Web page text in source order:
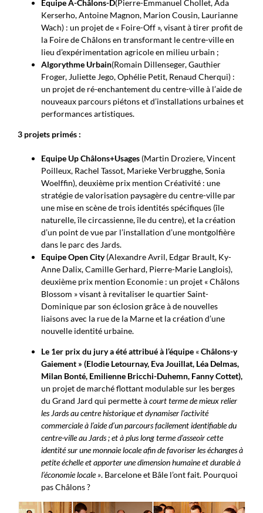
Equipe A-Châlons-D(Pierre-Emmanuel Chollet, Ada
Kerserho, Antoine Magnon, Marion Cousin, Laurianne
Wach) : un projet de « Foire-Off », visant à tirer profit de
la Foire de Châlons en transformant le centre-ville en
lieu d’expérimentation agricole en milieu urbain ;
Algorythme Urbain(Romain Dillenseger, Gauthier
Froger, Juliette Jego, Ophélie Petit, Renaud Cherqui) :
un projet de ré-enchantement du centre-ville à l’aide de
nouveaux parcours piétons et d’installations urbaines et
performances artistiques.
3 projets primés :
Equipe Up Châlons+Usages (Martin Droziere, Vincent
Poilleux, Rachel Tassot, Marieke Verbrugghe, Sonia
Woelffin), deuxième prix mention Créativité : une
stratégie de valorisation paysagère du centre-ville par
une mise en scène de trois identités spécifiques (île
naturelle, île circassienne, île du centre), et la création
d’un point de vue par l’installation d’une montgolfière
dans le parc des Jards.
Equipe Open City(Alexandre Avril, Edgar Brault, Ky-
Anne Dalix, Camille Gerhard, Pierre-Marie Langlois),
deuxième prix mention Economie : un projet « Châlons
Blossom » visant à revitaliser le quartier Saint-
Dominique par son éclosion grâce à de nouvelles
liaisons avec la rue de la Marne et la création d’une
nouvelle identité urbaine.
Le 1er prix du jury a été attribué à l’équipe «Châlons-y
Gaiement » (Elodie Letournay, Eva Jouillat, Léa Delmas,
Milan Bonté, Emilienne Bricchi-Duhemn, Fanny Cottet),
un projet de marché flottant modulable sur les berges
du Grand Jard qui permette àcourt terme de mieux relier
les Jards au centre historique et dynamiser l’activité
commerciale à l’aide d’un parcours facilement identifiable du
centre-ville au Jards ; et à plus long terme d’asseoir cette
identité sur une monnaie locale afin de favoriser les échanges à
petite échelle et apporter une dimension humaine et durable à
l’économie locale ». Barcelone et Bâle l’ont fait. Pourquoi
pas Châlons ?